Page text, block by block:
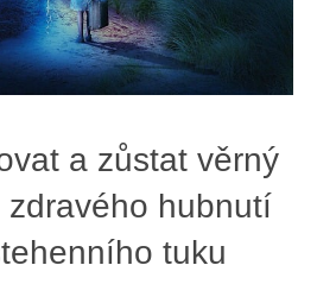
a zůstat věrný
zdravého hubnutí
tuku